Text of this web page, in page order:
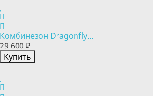
Комбинезон Dragonfly...
29 600 ₽
Купить